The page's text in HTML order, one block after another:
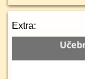
Extra: